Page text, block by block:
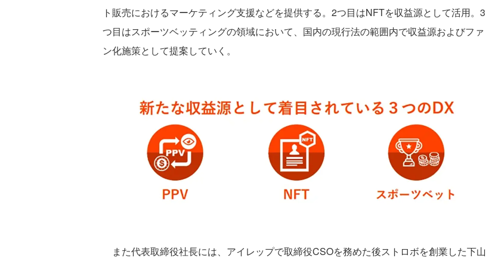
ト販売におけるマーケティング支援などを提供する。2つ目はNFTを収益源として活用。3
つ目はスポーツベッティングの領域において、国内の現行法の範囲内で収益源およびファ
ン化施策として提案していく。
また代表取締役社長には、アイレップで取締役CSOを務めた後ストロボを創業した下山